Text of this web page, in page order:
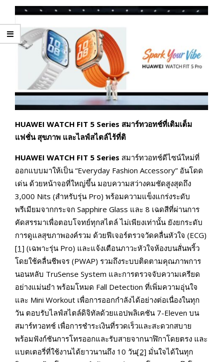
HUAWEI WATCH FIT 5 Series สมาร์ทวอทช์ที่เติมเต็ม
แฟชั่น สุขภาพ และไลฟ์สไตล์ไร้ที่ติ
HUAWEI WATCH FIT 5 Series สมาร์ทวอทช์ดีไซน์ใหม่ที่
ออกแบบมาให้เป็น “Everyday Fashion Accessory” อันโดด
เด่น ด้วยหน้าจอที่ใหญ่ขึ้น มอบความสว่างคมชัดสูงสุดถึง
3,000 Nits (สำหรับรุ่น Pro) พร้อมความแข็งแกร่งระดับ
พรีเมียมจากกระจก Sapphire Glass และ 8 เฉดสีที่ผ่านการ
คัดสรรมาเพื่อตอบโจทย์ทุกสไตล์ ไม่เพียงเท่านั้น ยังยกระดับ
การดูแลสุขภาพองค์รวม ด้วยฟีเจอร์ตรวจวัดคลื่นหัวใจ (ECG)
[1] (เฉพาะรุ่น Pro) และแจ้งเตือนภาวะหัวใจห้องบนสั่นพริ้ว
โดยใช้คลื่นชีพจร (PWAP) รวมถึงระบบติดตามคุณภาพการ
นอนหลับ TruSense System และการตรวจจับความเครียด
อย่างแม่นยำ พร้อมโหมด Fall Detection ที่เพิ่มความอุ่นใจ
และ Mini Workout เพื่อการออกกำลังได้อย่างต่อเนื่องในทุก
วัน ตอบรับไลฟ์สไตล์ดิจิทัลด้วยแอปพลิเคชัน 7-Eleven บน
สมาร์ทวอทช์ เพื่อการชำระเงินที่รวดเร็วและสะดวกสบาย
พร้อมฟังก์ชันการโทรออกและรับสายจากนาฬิกาโดยตรง และ
แบตเตอรี่ที่ใช้งานได้ยาวนานถึง 10 วัน[2] มั่นใจได้ในทุก